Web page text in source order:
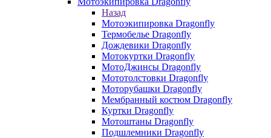
Назад
Мотоэкипировка Dragonfly
Термобелье Dragonfly
Дождевики Dragonfly
Мотокуртки Dragonfly
МотоДжинсы Dragonfly
Мототолстовки Dragonfly
Моторубашки Dragonfly
Мембранный костюм Dragonfly
Куртки Dragonfly
Мотоштаны Dragonfly
Подшлемники Dragonfly